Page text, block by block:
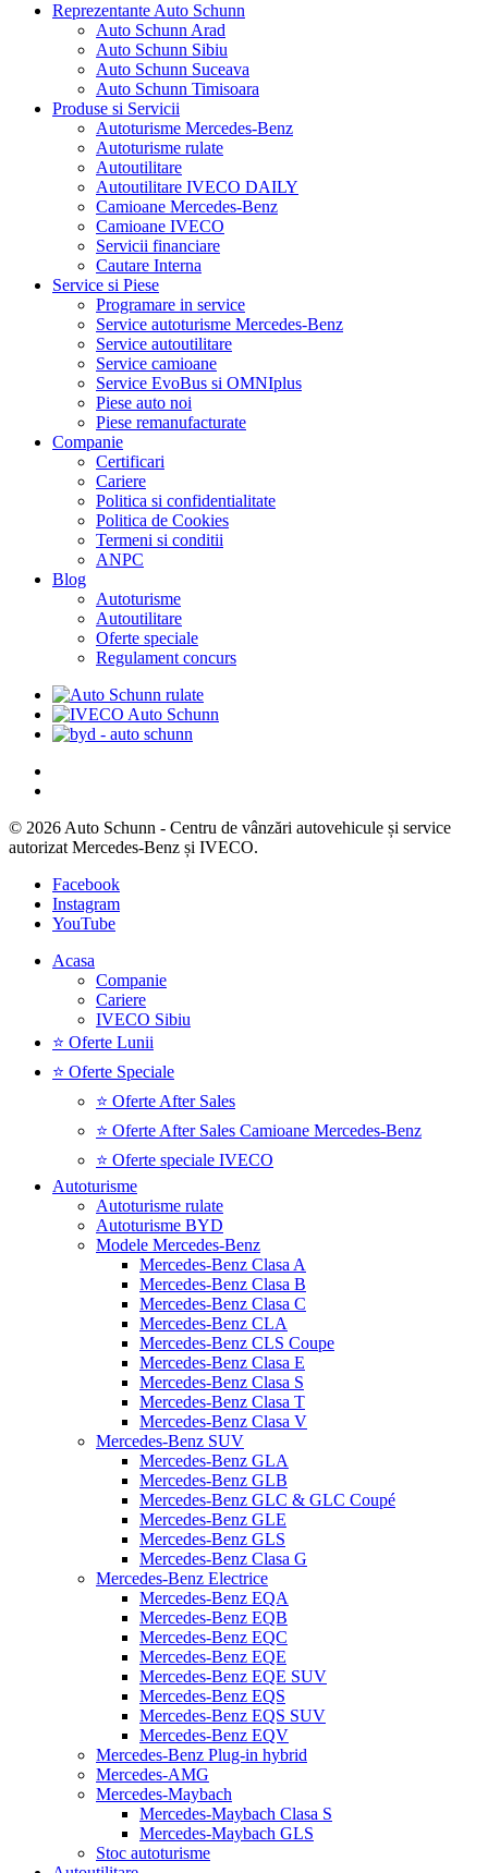
Reprezentante Auto Schunn
Auto Schunn Arad
Auto Schunn Sibiu
Auto Schunn Suceava
Auto Schunn Timisoara
Produse si Servicii
Autoturisme Mercedes-Benz
Autoturisme rulate
Autoutilitare
Autoutilitare IVECO DAILY
Camioane Mercedes-Benz
Camioane IVECO
Servicii financiare
Cautare Interna
Service si Piese
Programare in service
Service autoturisme Mercedes-Benz
Service autoutilitare
Service camioane
Service EvoBus si OMNIplus
Piese auto noi
Piese remanufacturate
Companie
Certificari
Cariere
Politica si confidentialitate
Politica de Cookies
Termeni si conditii
ANPC
Blog
Autoturisme
Autoutilitare
Oferte speciale
Regulament concurs
© 2026 Auto Schunn - Centru de vânzări autovehicule și service
autorizat Mercedes-Benz și IVECO.
Facebook
Instagram
YouTube
Acasa
Companie
Cariere
IVECO Sibiu
⭐ Oferte Lunii
⭐ Oferte Speciale
⭐ Oferte After Sales
⭐ Oferte After Sales Camioane Mercedes-Benz
⭐ Oferte speciale IVECO
Autoturisme
Autoturisme rulate
Autoturisme BYD
Modele Mercedes-Benz
Mercedes-Benz Clasa A
Mercedes-Benz Clasa B
Mercedes-Benz Clasa C
Mercedes-Benz CLA
Mercedes-Benz CLS Coupe
Mercedes-Benz Clasa E
Mercedes-Benz Clasa S
Mercedes-Benz Clasa T
Mercedes-Benz Clasa V
Mercedes-Benz SUV
Mercedes-Benz GLA
Mercedes-Benz GLB
Mercedes-Benz GLC & GLC Coupé
Mercedes-Benz GLE
Mercedes-Benz GLS
Mercedes-Benz Clasa G
Mercedes-Benz Electrice
Mercedes-Benz EQA
Mercedes-Benz EQB
Mercedes-Benz EQC
Mercedes-Benz EQE
Mercedes-Benz EQE SUV
Mercedes-Benz EQS
Mercedes-Benz EQS SUV
Mercedes-Benz EQV
Mercedes-Benz Plug-in hybrid
Mercedes-AMG
Mercedes-Maybach
Mercedes-Maybach Clasa S
Mercedes-Maybach GLS
Stoc autoturisme